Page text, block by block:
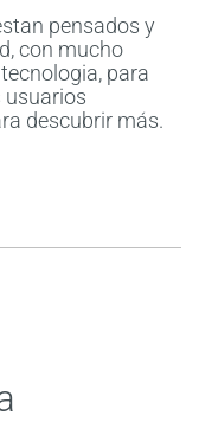
pensados y
con mucho
para
usuarios
descubrir más.